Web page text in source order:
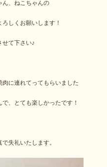
ん、ねこちゃんの
しくお願いします！
せて下さい♪
に連れてってもらいました
、とても楽しかったです！
失礼いたします。